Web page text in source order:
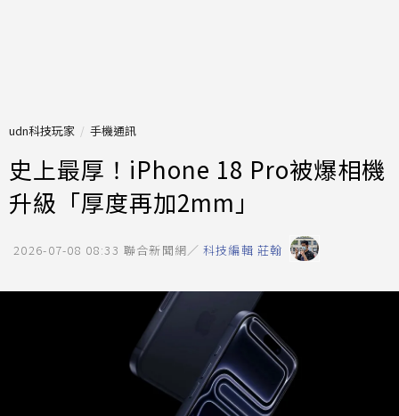
udn科技玩家 手機通訊
史上最厚！iPhone 18 Pro被爆相機
升級「厚度再加2mm」
2026-07-08 08:33 聯合新聞網／ 科技編輯 莊翰